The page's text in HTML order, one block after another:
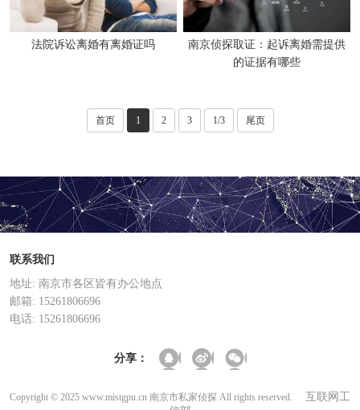
法院诉讼离婚有离婚证吗
南京侦探取证：起诉离婚需提供
的证据有哪些
首页 1 2 3 1/3 尾页
联系我们
地址: 南京市各区皆有办公地点
邮箱: 15261806696
电话: 15261806696
分享：
Copyright © 2025 www.mistgpu.cn 南京市私家侦探 All rights reserved.
互联网工